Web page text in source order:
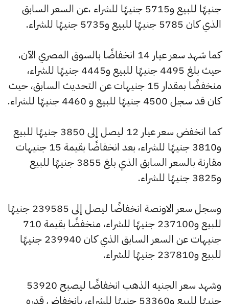
جنيهًا للبيع و5715 جنيهًا للشراء ،عن السعر السابق
الذي كان 5785 جنيهًا للبيع و5735 جنيهًا للشراء.
كما شهد سعر عيار 14 انخفاضًا بالسوق المصري الآن،
حيث بلغ 4495 جنيهًا للبيع و4445 جنيهًا للشراء،
منخفضًا بمقدار 15 جنيهات عن التحديث السابق، حيث
كان قد سجل 4500 جنيهًا للبيع و 4460 جنيهًا للشراء.
كما انخفض سعر عيار 12 ليصل إلى 3850 جنيهًا للبيع
و3810 جنيهًا للشراء، بعد انخفاضًا بقيمة 15 جنيهات
مقارنة بالسعر السابق الذي بلغ 3855 جنيهًا للبيع
و3825 جنيهًا للشراء.
وسجل سعر الاونصة انخفاضًا ليصل إلى 239585 جنيهًا
للبيع و237100 جنيهًا للشراء، منخفضًا بقيمة 710
جنيهات عن السعر السابق الذي كان 239940 جنيهًا
للبيع و237810 جنيهًا للشراء.
وشهد سعر الجنيه الذهب انخفاضًا ليصبح 53920
جنيهًا للبيع و53360 جنيهًا للشراء، بانخفاض قدره